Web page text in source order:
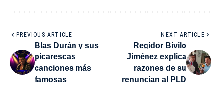
PREVIOUS ARTICLE
Blas Durán y sus
picarescas
canciones más
famosas
NEXT ARTICLE
Regidor Bivilo
Jiménez explica
razones de su
renuncian al PLD